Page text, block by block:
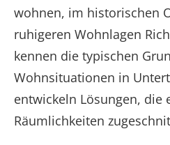
wohnen, im historischen
ruhigeren Wohnlagen
kennen die typischen
Wohnsituationen in
entwickeln Lösungen, die
Räumlichkeiten